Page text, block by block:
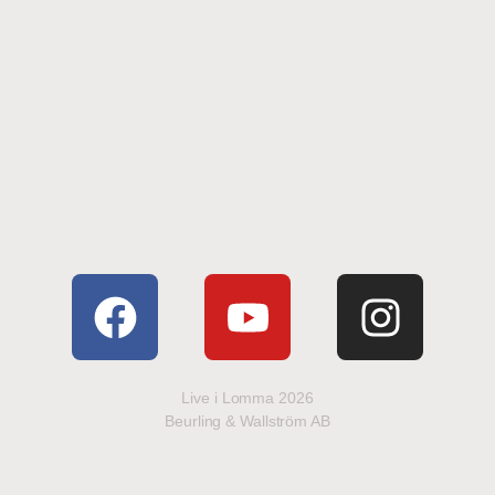
Live i Lomma 2026
Beurling & Wallström AB